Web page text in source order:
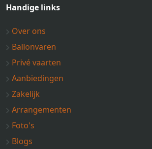
Handige links
Over ons
Ballonvaren
Privé vaarten
Aanbiedingen
Zakelijk
Arrangementen
Foto's
Blogs